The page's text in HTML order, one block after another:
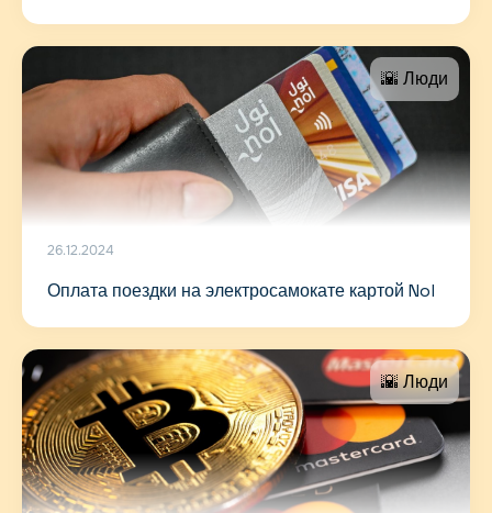
🌇 Люди
26.12.2024
Оплата поездки на электросамокате картой Nol
🌇 Люди